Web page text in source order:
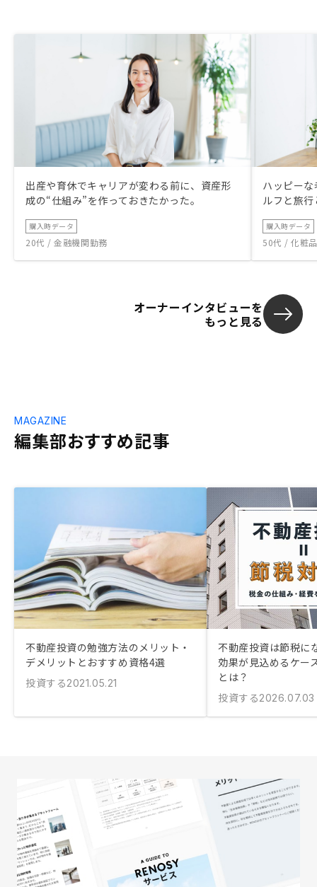
出産や育休でキャリアが変わる前に、資産形
成の“仕組み”を作っておきたかった。
購入時データ
20代 / 金融機関勤務
ハッピー
ルフと旅
購入時データ
50代 / 化粧
オーナーインタビューを
もっと見る
編集部おすすめ記事
MAGAZINE
不動産投資の勉強方法のメリット・
デメリットとおすすめ資格4選
投資する2021.05.21
不動産投資は節税に
効果が見込めるケー
とは？
投資する2026.07.03